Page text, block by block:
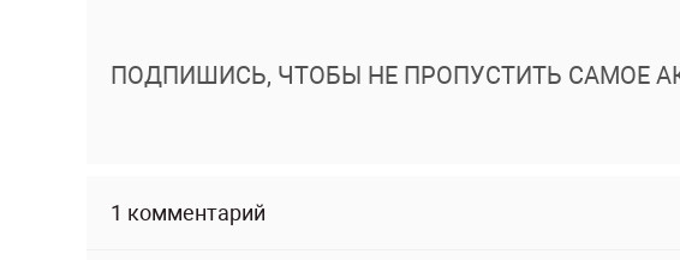
ПОДПИШИСЬ, ЧТОБЫ НЕ ПРОПУСТИТЬ САМОЕ
1 комментарий